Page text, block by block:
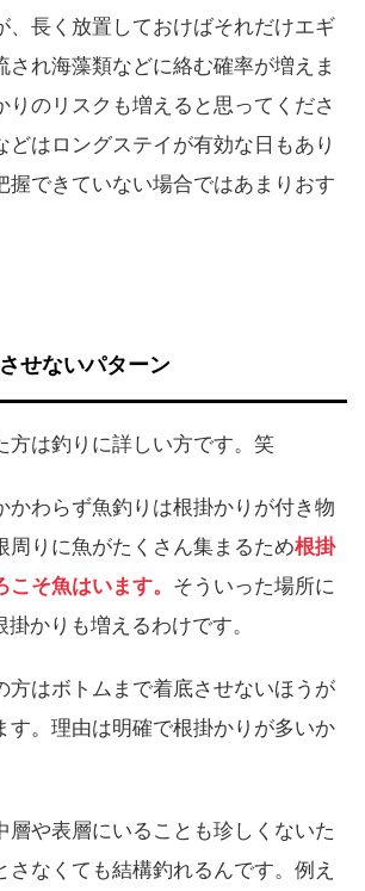
、長く放置しておけばそれだけエギ
され海藻類などに絡む確率が増えま
りのリスクも増えると思ってくださ
どはロングステイが有効な日もあり
握できていない場合ではあまりおす
せないパターン
方は釣りに詳しい方です。笑
かわらず魚釣りは根掛かりが付き物
周りに魚がたくさん集まるため根掛
そ魚はいます。 そういった場所に
かりも増えるわけです。
方はボトムまで着底させないほうが
す。理由は明確で根掛かりが多いか
層や表層にいることも珍しくないた
さなくても結構釣れるんです。例え